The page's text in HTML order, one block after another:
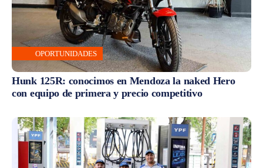
OPORTUNIDADES
Hunk 125R: conocimos en Mendoza la naked Hero
con equipo de primera y precio competitivo